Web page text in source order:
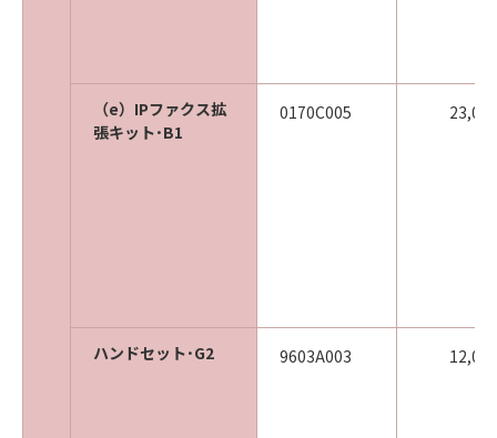
（e）IPファクス拡
張キット･B1
0170C005
ハンドセット･G2 9603A003